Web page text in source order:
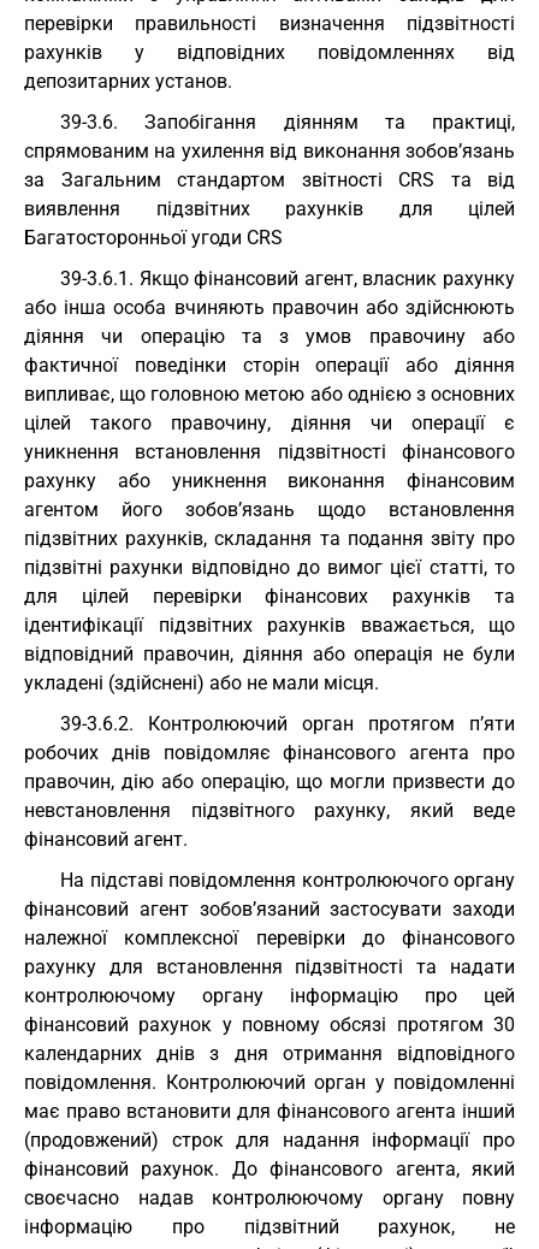
перевірки правильності визначення підзвітності
рахунків у відповідних повідомленнях від
депозитарних установ.
39-3.6. Запобігання діянням та практиці,
спрямованим на ухилення від виконання зобов’язань
за Загальним стандартом звітності CRS та від
виявлення підзвітних рахунків для цілей
Багатосторонньої угоди CRS
39-3.6.1. Якщо фінансовий агент, власник рахунку
або інша особа вчиняють правочин або здійснюють
діяння чи операцію та з умов правочину або
фактичної поведінки сторін операції або діяння
випливає, що головною метою або однією з основних
цілей такого правочину, діяння чи операції є
уникнення встановлення підзвітності фінансового
рахунку або уникнення виконання фінансовим
агентом його зобов’язань щодо встановлення
підзвітних рахунків, складання та подання звіту про
підзвітні рахунки відповідно до вимог цієї статті, то
для цілей перевірки фінансових рахунків та
ідентифікації підзвітних рахунків вважається, що
відповідний правочин, діяння або операція не були
укладені (здійснені) або не мали місця.
39-3.6.2. Контролюючий орган протягом п’яти
робочих днів повідомляє фінансового агента про
правочин, дію або операцію, що могли призвести до
невстановлення підзвітного рахунку, який веде
фінансовий агент.
На підставі повідомлення контролюючого органу
фінансовий агент зобов’язаний застосувати заходи
належної комплексної перевірки до фінансового
рахунку для встановлення підзвітності та надати
контролюючому органу інформацію про цей
фінансовий рахунок у повному обсязі протягом 30
календарних днів з дня отримання відповідного
повідомлення. Контролюючий орган у повідомленні
має право встановити для фінансового агента інший
(продовжений) строк для надання інформації про
фінансовий рахунок. До фінансового агента, який
своєчасно надав контролюючому органу повну
інформацію про підзвітний рахунок, не